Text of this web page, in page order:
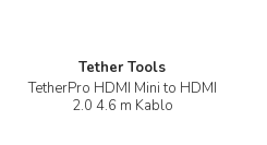
Tether Tools
TetherPro HDMI Mini to HDMI
2.0 4.6 m Kablo